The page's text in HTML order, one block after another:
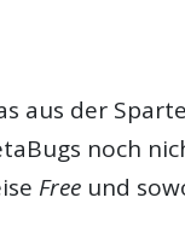
aus der
noch
Free und